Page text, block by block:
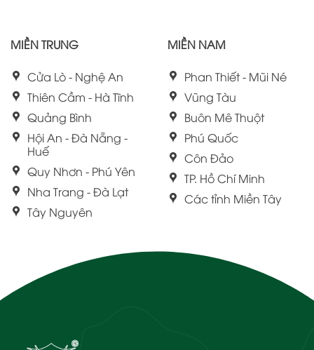
MIỀN TRUNG
Cửa Lò - Nghệ An
Thiên Cầm - Hà Tĩnh
Quảng Bình
Hội An - Đà Nẵng -
Huế
Quy Nhơn - Phú Yên
Nha Trang - Đà Lạt
Tây Nguyên
MIỀN NAM
Phan Thiết - Mũi Né
Vũng Tàu
Buôn Mê Thuột
Phú Quốc
Côn Đảo
TP. Hồ Chí Minh
Các tỉnh Miền Tây